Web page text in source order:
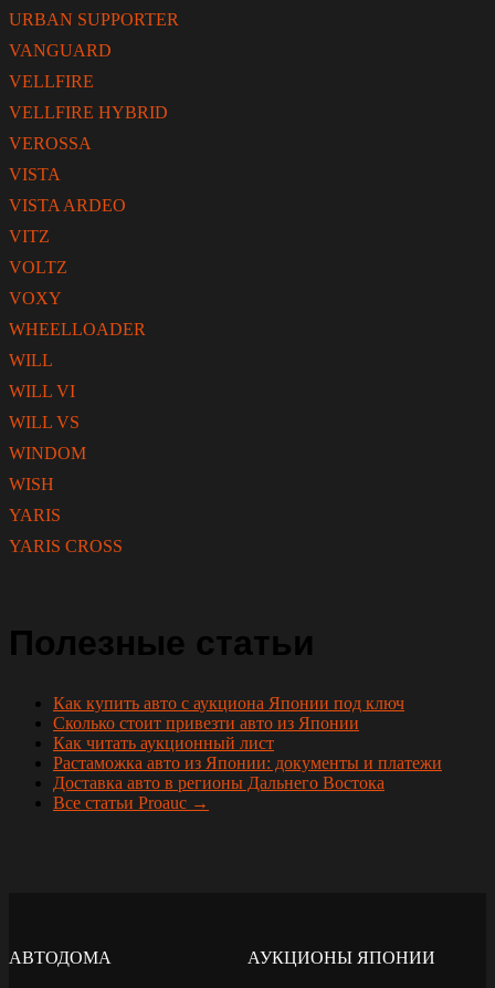
URBAN SUPPORTER
VANGUARD
VELLFIRE
VELLFIRE HYBRID
VEROSSA
VISTA
VISTA ARDEO
VITZ
VOLTZ
VOXY
WHEELLOADER
WILL
WILL VI
WILL VS
WINDOM
WISH
YARIS
YARIS CROSS
Полезные статьи
Как купить авто с аукциона Японии под ключ
Сколько стоит привезти авто из Японии
Как читать аукционный лист
Растаможка авто из Японии: документы и платежи
Доставка авто в регионы Дальнего Востока
Все статьи Proauc →
АВТОДОМА АУКЦИОНЫ ЯПОНИИ